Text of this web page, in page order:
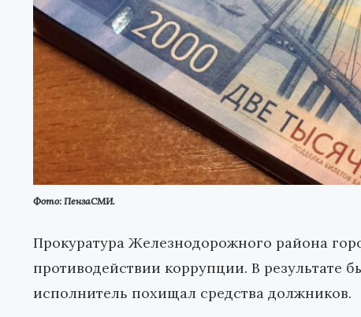
Фото: ПензаСМИ.
Прокуратура Железнодорожного района
противодействии коррупции. В результате
исполнитель похищал средства должников.